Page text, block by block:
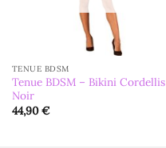
TENUE BDSM
Tenue BDSM – Bikini Cordellis
Noir
44,90€